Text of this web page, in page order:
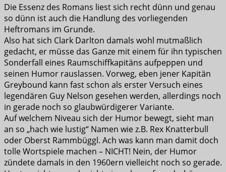
Die Essenz des Romans liest sich recht dünn und genau
so dünn ist auch die Handlung des vorliegenden
Heftromans im Grunde.
Also hat sich Clark Darlton damals wohl mutmaßlich
gedacht, er müsse das Ganze mit einem für ihn typischen
Sonderfall eines Raumschiffkapitäns aufpeppen und
seinen Humor rauslassen. Vorweg, eben jener Kapitän
Greybound kann fast schon als erster Versuch eines
legendären Guy Nelson gesehen werden, allerdings noch
in gerade noch so glaubwürdigerer Variante.
Auf welchem Niveau sich der Humor bewegt, sieht man
an so „hach wie lustig“ Namen wie z.B. Rex Knatterbull
oder Oberst Rammbüggl. Ach was kann man damit doch
tolle Wortspiele machen – NICHT! Nein, der Humor
zündete damals in den 1960ern vielleicht noch so gerade.